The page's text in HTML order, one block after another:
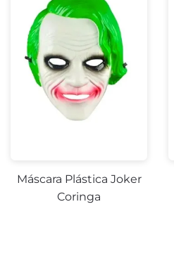
Máscara Plástica Joker
Coringa